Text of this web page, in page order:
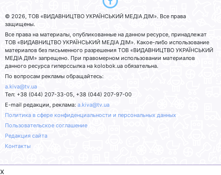
© 2026, ТОВ «ВИДАВНИЦТВО УКРАЇНСЬКИЙ МЕДІА ДІМ». Все права
защищены.
Все права на материалы, опубликованные на данном ресурсе, принадлежат
ТОВ «ВИДАВНИЦТВО УКРАЇНСЬКИЙ МЕДІА ДІМ». Какое-либо использование
материалов без письменного разрешения ТОВ «ВИДАВНИЦТВО УКРАЇНСЬКИЙ
МЕДІА ДІМ» запрещено. При правомерном использовании материалов
данного ресурса гиперссылка на kolobok.ua обязательна.
По вопросам рекламы обращайтесь:
a.kiva@tv.ua
Тел: +38 (044) 207-33-05, +38 (044) 207-97-00
E-mail редакции, реклама: a.kiva@tv.ua
Политика в сфере конфиденциальности и персональных данных
Пользовательское соглашение
Редакция сайта
Контакты
x